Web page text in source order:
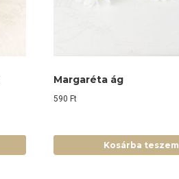
Margaréta ág
590 Ft
Kosárba teszem